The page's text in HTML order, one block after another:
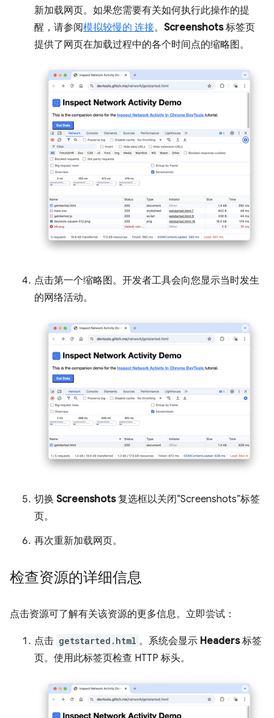
新加载网页。如果您需要有关如何执行此操作的提
醒，请参阅模拟较慢的 连接。 Screenshots标签页
提供了网页在加载过程中的各个时间点的缩略图。
点击第一个缩略图。开发者工具会向您显示当时发生
的网络活动。
切换 Screenshots复选框以关闭“Screenshots”标签
页。
再次重新加载网页。
检查资源的详细信息
点击资源可了解有关该资源的更多信息。立即尝试：
点击 getstarted.html 。系统会显示 Headers标签
页。使用此标签页检查 HTTP 标头。